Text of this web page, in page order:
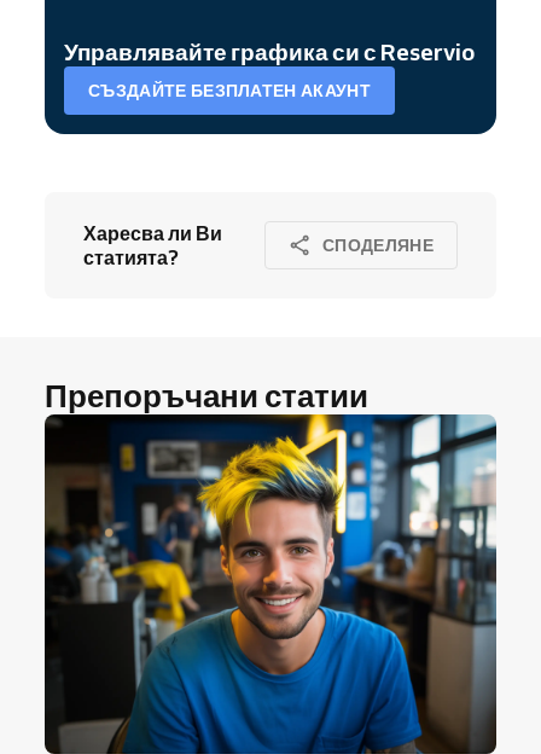
Управлявайте графика си с Reservio
СЪЗДАЙТЕ БЕЗПЛАТЕН АКАУНТ
Харесва ли Ви
статията?
СПОДЕЛЯНЕ
Препоръчани статии